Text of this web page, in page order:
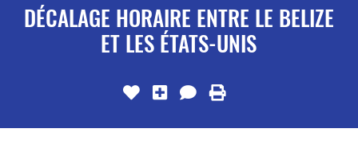
DÉCALAGE HORAIRE ENTRE LE BELIZE
ET LES ÉTATS-UNIS